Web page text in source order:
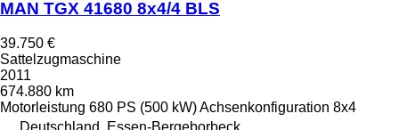
MAN TGX 41680 8x4/4 BLS
39.750 €
Sattelzugmaschine
2011
674.880 km
Motorleistung 680 PS (500 kW)Achsenkonfiguration 8x4